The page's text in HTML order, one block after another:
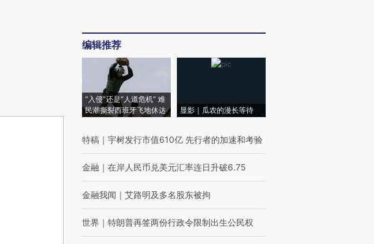
编辑推荐
“入侵”还是“人道危机” 难
民潮撕裂西班牙飞地休达
显影｜瓜农的漫长等待
特稿 ｜ 宇树发行市值610亿 先行者的加速和考验
金融 ｜ 在岸人民币兑美元汇率连日升破6.75
金融我闻 ｜ 艾路明及多名股东被拘
世界 ｜ 特朗普再签两份行政令限制出生公民权